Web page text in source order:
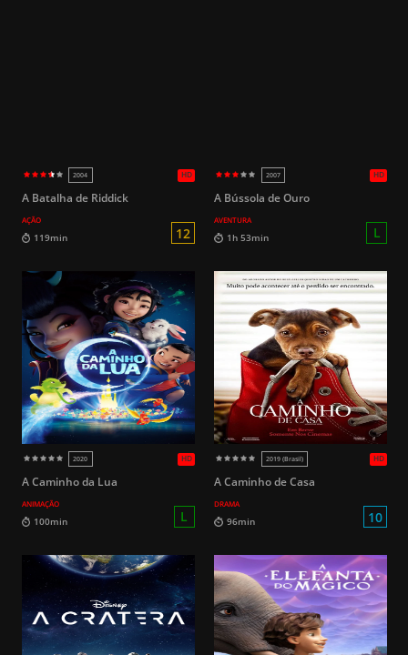
HD
2013 2013
90min 14 79min
A Batalha de Riddick
AÇÃO
A Bússola de Ouro
AVENTURA
A Caminho da Lua
ANIMAÇÃO
A Caminho de Casa
DRAMA